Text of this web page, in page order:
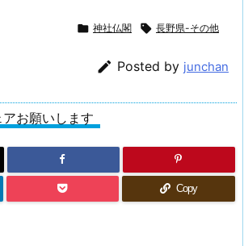
 神社仏閣  長野県-その他
 Posted by junchan
お願いします
Copy